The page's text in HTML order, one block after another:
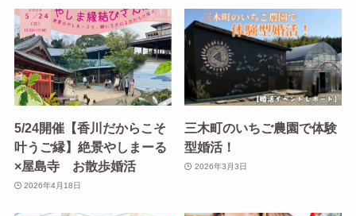
5/24開催【香川だからこそ
叶うご縁】絶景やしまーる
×屋島寺 お散歩婚活
2026年4月18日
三木町のいちご農園で体験
型婚活！
2026年3月3日